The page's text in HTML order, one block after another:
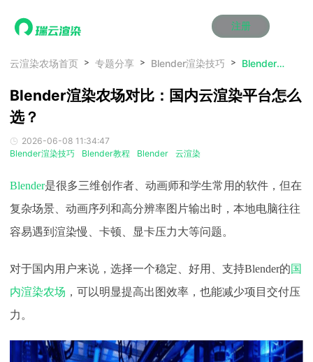
注册
首页
产品服务
云制作
瑞兔百宝箱
AI视频插帧
云制作
瑞兔百宝箱
AI视频插帧
云制作
瑞兔百宝箱
AI视频插帧
云制作
瑞兔百宝箱
AI视频插帧
云制作
瑞兔百宝箱
AI视频插帧
云制作
瑞兔百宝箱
AI视频插帧
Maya云渲染方案
Cinema 4D云渲染方案
Maya AI渲染方案
Maya云渲染方案
Cinema 4D云渲染方案
Maya AI渲染方案
Maya云渲染方案
Cinema 4D云渲染方案
Maya AI渲染方案
Maya云渲染方案
Cinema 4D云渲染方案
Maya AI渲染方案
Maya云渲染方案
Cinema 4D云渲染方案
Maya AI渲染方案
Maya云渲染方案
Cinema 4D云渲染方案
Maya AI渲染方案
动画价格
效果图价格
云制作价格
动画价格
效果图价格
云制作价格
动画价格
效果图价格
云制作价格
动画价格
效果图价格
云制作价格
动画价格
效果图价格
云制作价格
动画价格
效果图价格
云制作价格
资讯&赛事
新闻资讯
渲染百科
渲染大赛
泛CG交流会
新闻资讯
渲染百科
渲染大赛
泛CG交流会
新闻资讯
渲染百科
渲染大赛
泛CG交流会
新闻资讯
渲染百科
渲染大赛
泛CG交流会
新闻资讯
渲染百科
渲染大赛
泛CG交流会
新闻资讯
渲染百科
渲染大赛
泛CG交流会
特惠专区
关于我们
云渲染农场首页 专题分享 Blender渲染技巧 Blender渲染农场对比：国内云渲染平台怎么选？
Blender渲染农场对比：国内云渲染平台怎么
选？
2026-06-08 11:34:47
Blender渲染技巧
Blender教程 Blender 云渲染
Blender是很多三维创作者、动画师和学生常用的软件，但在
复杂场景、动画序列和高分辨率图片输出时，本地电脑往往
容易遇到渲染慢、卡顿、显卡压力大等问题。
对于国内用户来说，选择一个稳定、好用、支持Blender的国
内渲染农场 ，可以明显提高出图效率，也能减少项目交付压
力。